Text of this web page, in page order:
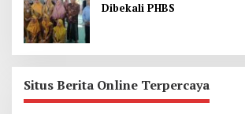
Dibekali PHBS
Situs Berita Online Terpercaya